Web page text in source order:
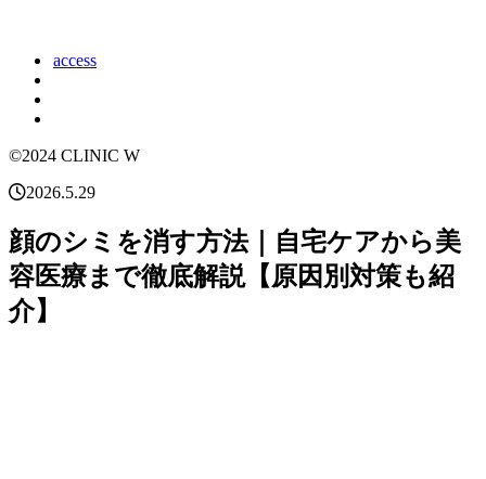
access
©2024 CLINIC W
2026.5.29
顔のシミを消す方法｜自宅ケアから美
容医療まで徹底解説【原因別対策も紹
介】